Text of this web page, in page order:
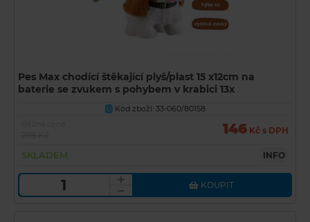
Pes Max chodící štěkající plyš/plast 15 x12cm na
baterie se zvukem s pohybem v krabici 13x
U Kód zboží: 33-060/80158
146 Kč s DPH
SKLADEM INFO
KOUPIT